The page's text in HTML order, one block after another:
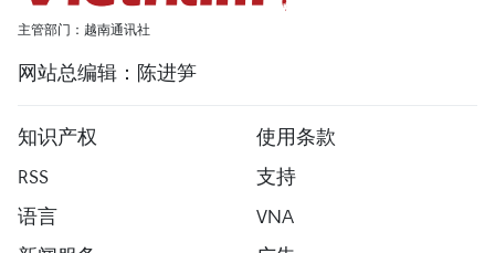
主管部门：越南通讯社
网站总编辑：陈进笋
知识产权
使用条款
RSS
支持
语言
VNA